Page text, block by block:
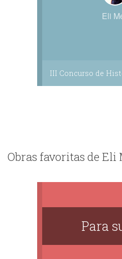
Eli
III Concurso de
Obras favoritas de Eli
Para